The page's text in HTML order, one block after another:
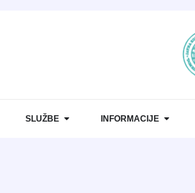
SLUŽBE INFORMACIJE